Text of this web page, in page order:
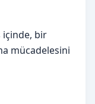
içinde, bir
mücadelesini